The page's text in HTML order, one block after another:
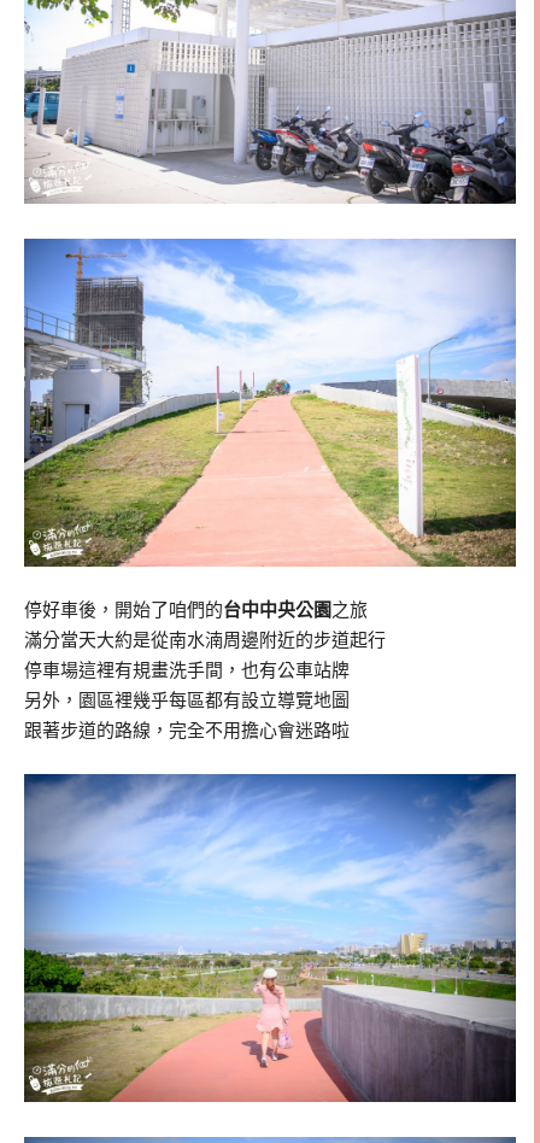
停好車後，開始了咱們的台中中央公園之旅
滿分當天大約是從南水湳周邊附近的步道起行
停車場這裡有規畫洗手間，也有公車站牌
另外，園區裡幾乎每區都有設立導覽地圖
跟著步道的路線，完全不用擔心會迷路啦